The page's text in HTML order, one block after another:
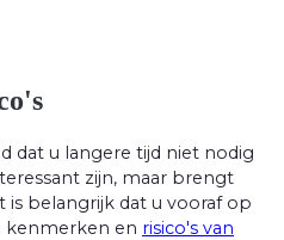
dat u langere tijd niet nodig
zijn, maar brengt
is belangrijk dat u vooraf op
kenmerken en risico's van